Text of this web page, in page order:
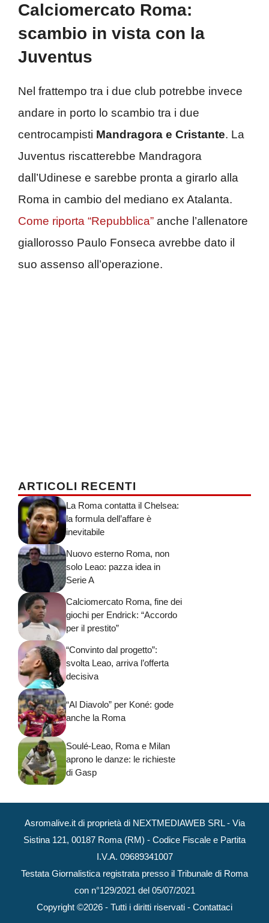
Calciomercato Roma:
scambio in vista con la
Juventus
Nel frattempo tra i due club potrebbe invece
andare in porto lo scambio tra i due
centrocampisti Mandragora e Cristante. La
Juventus riscatterebbe Mandragora
dall’Udinese e sarebbe pronta a girarlo alla
Roma in cambio del mediano ex Atalanta.
Come riporta “Repubblica” anche l’allenatore
giallorosso Paulo Fonseca avrebbe dato il
suo assenso all’operazione.
ARTICOLI RECENTI
La Roma contatta il Chelsea:
la formula dell’affare è
inevitabile
Nuovo esterno Roma, non
solo Leao: pazza idea in
Serie A
Calciomercato Roma, fine dei
giochi per Endrick: “Accordo
per il prestito”
“Convinto dal progetto”:
svolta Leao, arriva l’offerta
decisiva
“Al Diavolo” per Koné: gode
anche la Roma
Soulé-Leao, Roma e Milan
aprono le danze: le richieste
di Gasp
Asromalive.it di proprietà di NEXTMEDIAWEB SRL - Via
Sistina 121, 00187 Roma (RM) - Codice Fiscale e Partita
I.V.A. 09689341007
Testata Giornalistica registrata presso il Tribunale di Roma
con n°129/2021 del 05/07/2021
Copyright ©2026 - Tutti i diritti riservati - Contattaci